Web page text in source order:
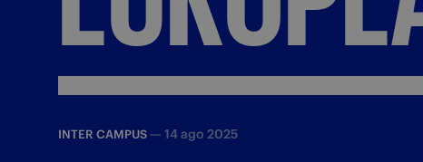
INTER CAMPUS — 14 ago 2025